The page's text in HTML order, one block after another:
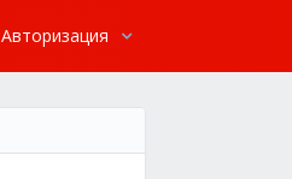
Авторизация